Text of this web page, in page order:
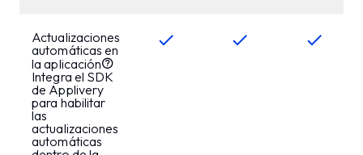
Actualizaciones
automáticas en
la aplicación
Integra el SDK
de Applivery
para habilitar
las
actualizaciones
automáticas